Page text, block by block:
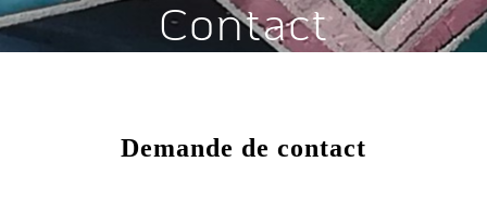
Contact
Demande de contact